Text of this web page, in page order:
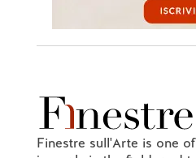
Finestre sull'Arte is one